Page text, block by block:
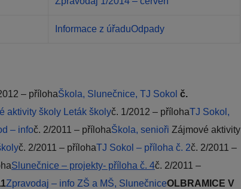
Informace z úřaduOdpady
– přílohaŠkola, Slunečnice, TJ Sokol č.
aktivity školy Leták školyč. 1/2012 – přílohaTJ Sokol,
– infoč. 2/2011 – přílohaŠkola, senioři Zájmové aktivity
č. 2/2011 – přílohaTJ Sokol – příloha č. 2č. 2/2011 –
Slunečnice – projekty- příloha č. 4č. 2/2011 –
Zpravodaj – info ZŠ a MŠ, SlunečniceOLBRAMICE V